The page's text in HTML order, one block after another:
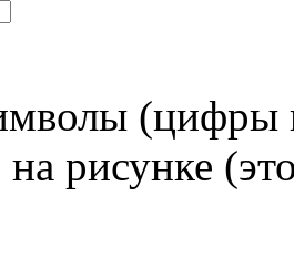
(цифры
рисунке